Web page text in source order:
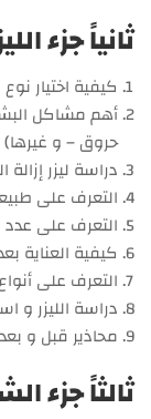
ثانياً جزء
كيفية اختيار
أهم مشاكل
حروق – و غيرها)
دراسة ليزر
التعرف على
التعرف على عدد
كيفية العناية
التعرف على أنواع
دراسة الليزر و
محاذير قبل و
ثالثاً جزء